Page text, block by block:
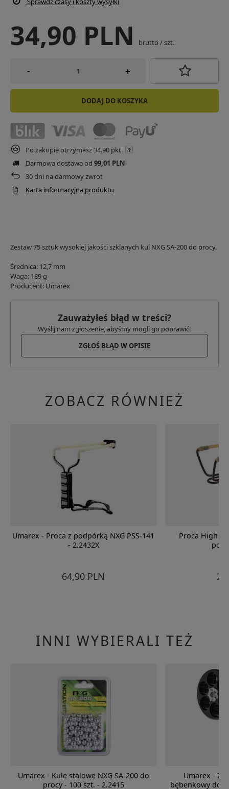
34,90 PLN brutto /szt.
- +
DODAJ DO KOSZYKA
Po zakupie otrzymasz34.90 pkt.
Darmowa dostawa od 99,01 PLN
30dni na darmowy zwrot
Karta informacyjna produktu
Zestaw 75 sztuk wysokiej jakości szklanych kul NXG SA-200 do procy.
Średnica: 12,7 mm
Waga: 189 g
Producent: Umarex
Zauważyłeś błąd w treści?
Wyślij nam zgłoszenie, abyśmy mogli go poprawić!
ZGŁOŚ BŁĄD W OPISIE
ZOBACZ RÓWNIEŻ
Umarex - Proca z podpórką NXG PSS-141
- 2.2432X
64,90 PLN
Proca High
INNI WYBIERALI TEŻ
Umarex - Kule stalowe NXG SA-200 do
procy - 100 szt. - 2.2415
Umarex -
bębenkowy do